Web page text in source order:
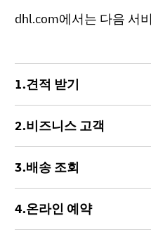
dhl.com에서는 다음 서
1.견적 받기
2.비즈니스 고객
3.배송 조회
4.온라인 예약